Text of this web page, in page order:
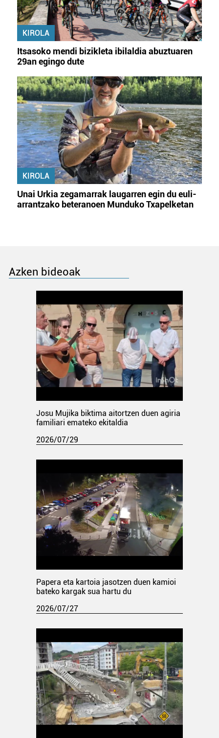
KIROLA
Itsasoko mendi bizikleta ibilaldia abuztuaren
29an egingo dute
KIROLA
Unai Urkia zegamarrak laugarren egin du euli-
arrantzako beteranoen Munduko Txapelketan
Azken bideoak
Josu Mujika biktima aitortzen duen agiria
familiari emateko ekitaldia
2026/07/29
Papera eta kartoia jasotzen duen kamioi
bateko kargak sua hartu du
2026/07/27